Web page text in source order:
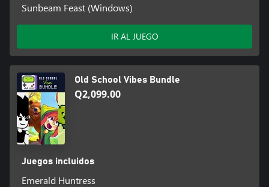
Sunbeam Feast (Windows)
IR AL JUEGO
Old School Vibes Bundle
Q2,099.00
Juegos incluidos
Emerald Huntress